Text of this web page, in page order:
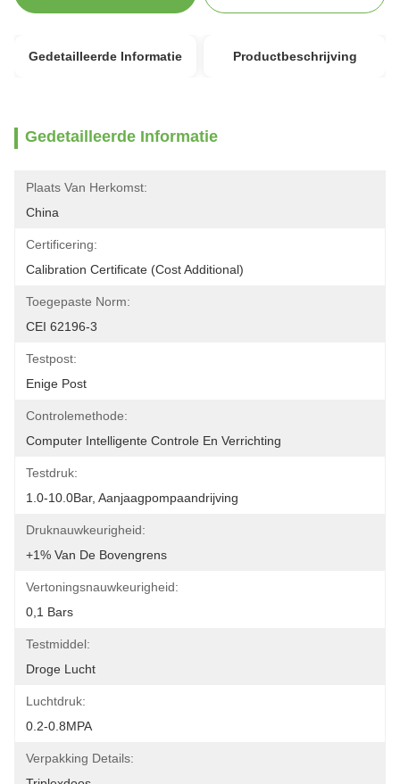
Gedetailleerde Informatie Productbeschrijving
Gedetailleerde Informatie
Plaats Van Herkomst:
China
Certificering:
Calibration Certificate (Cost Additional)
Toegepaste Norm:
CEI 62196-3
Testpost:
Enige Post
Controlemethode:
Computer Intelligente Controle En Verrichting
Testdruk:
1.0-10.0Bar, Aanjaagpompaandrijving
Druknauwkeurigheid:
+1% Van De Bovengrens
Vertoningsnauwkeurigheid:
0,1 Bars
Testmiddel:
Droge Lucht
Luchtdruk:
0.2-0.8MPA
Verpakking Details: